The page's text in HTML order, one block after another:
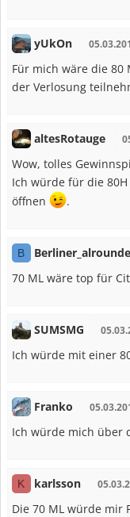
yUkOn
Für mich wäre die 80
der Verlosung
altesRotauge
Wow, tolles
Ich würde für die
öffnen
.
B
70 ML wäre top für
SUMSMG
Ich würde mit einer
Franko
Ich würde mich über
K karlsson
Die 70 ML würde mir